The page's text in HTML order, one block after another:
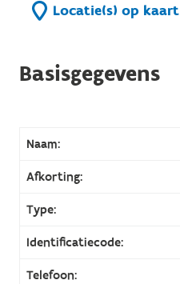
Locatie(s) op kaart
Basisgegevens
Naam:
Afkorting:
Type:
Identificatiecode:
Telefoon: